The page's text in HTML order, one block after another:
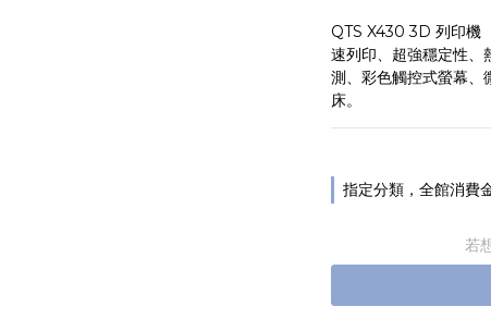
QTS X430 3D 列印機
速列印、超強穩定性、
測、彩色觸控式螢幕、
床。
指定分類，全館消費
若